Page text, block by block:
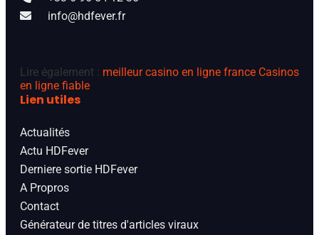
info@hdfever.fr
Lire également : meilleur casino en ligne france Casinos
en ligne fiable
Lien utiles
Actualités
Actu HDFever
Derniere sortie HDFever
A Propros
Contact
Générateur de titres d'articles viraux